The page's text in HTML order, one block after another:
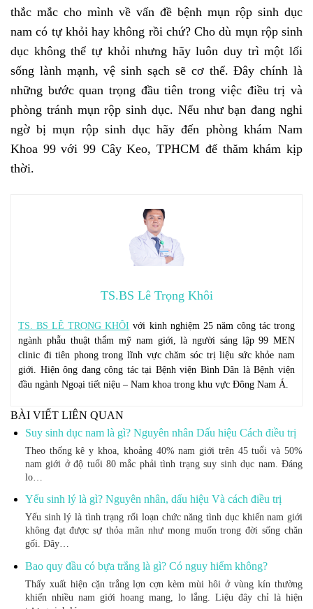
thắc mắc cho mình về vấn đề bệnh mụn rộp sinh dục
nam có tự khỏi hay không rồi chứ? Cho dù mụn rộp sinh
dục không thể tự khỏi nhưng hãy luôn duy trì một lối
sống lành mạnh, vệ sinh sạch sẽ cơ thể. Đây chính là
những bước quan trọng đầu tiên trong việc điều trị và
phòng tránh mụn rộp sinh dục. Nếu như bạn đang nghi
ngờ bị mụn rộp sinh dục hãy đến phòng khám Nam
Khoa 99 với 99 Cây Keo, TPHCM để thăm khám kịp
thời.
TS.BS Lê Trọng Khôi
TS. BS LÊ TRỌNG KHÔI với kinh nghiệm 25 năm công tác trong
ngành phẫu thuật thẩm mỹ nam giới, là người sáng lập 99 MEN
clinic đi tiên phong trong lĩnh vực chăm sóc trị liệu sức khỏe nam
giới. Hiện ông đang công tác tại Bệnh viện Bình Dân là Bệnh viện
đầu ngành Ngoại tiết niệu – Nam khoa trong khu vực Đông Nam Á.
BÀI VIẾT LIÊN QUAN
Suy sinh dục nam là gì? Nguyên nhân Dấu hiệu Cách điều trị
Theo thống kê y khoa, khoảng 40% nam giới trên 45 tuổi và 50%
nam giới ở độ tuổi 80 mắc phải tình trạng suy sinh dục nam. Đáng
lo…
Yếu sinh lý là gì? Nguyên nhân, dấu hiệu Và cách điều trị
Yếu sinh lý là tình trạng rối loạn chức năng tình dục khiến nam giới
không đạt được sự thỏa mãn như mong muốn trong đời sống chăn
gối. Đây…
Bao quy đầu có bựa trắng là gì? Có nguy hiểm không?
Thấy xuất hiện cặn trắng lợn cợn kèm mùi hôi ở vùng kín thường
khiến nhiều nam giới hoang mang, lo lắng. Liệu đây chỉ là hiện